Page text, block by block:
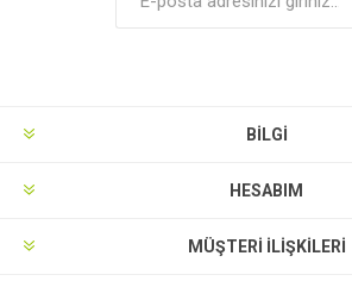
BILGI
HESABIM
MÜŞTERI İLIŞKILERI